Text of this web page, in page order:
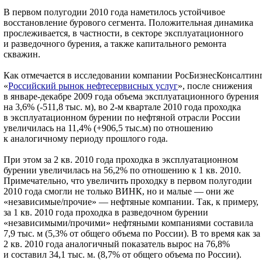
В первом полугодии 2010 года наметилось устойчивое
восстановление бурового сегмента. Положительная динамика
прослеживается, в частности, в секторе эксплуатационного
и разведочного бурения, а также капитального ремонта
скважин.
Как отмечается в исследовании компании
«Российский рынок нефтесервисных услуг», после снижения
в январе-декабре 2009 года объема эксплуатационного бурения
на 3,6% (-511,8 тыс. м), во 2-м квартале 2010 года проходка
в эксплуатационном бурении по нефтяной отрасли России
увеличилась на 11,4% (+906,5 тыс.м) по отношению
к аналогичному периоду прошлого года.
При этом за 2 кв. 2010 года проходка в эксплуатационном
бурении увеличилась на 56,2% по отношению к 1 кв. 2010.
Примечательно, что увеличить проходку в первом полугодии
2010 года смогли не только ВИНК, но и малые — они же
«независимые/прочие» — нефтяные компании. Так, к примеру,
за 1 кв. 2010 года проходка в разведочном бурении
«независимыми/прочими» нефтяными компаниями составила
7,9 тыс. м (5,3% от общего объема по России). В то время как за
2 кв. 2010 года аналогичный показатель вырос на 76,8%
и составил 34,1 тыс. м. (8,7% от общего объема по России).